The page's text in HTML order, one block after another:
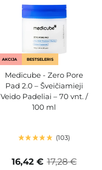
AKCIJA BESTSELERIS
Medicube - Zero Pore
Pad 2.0 – Šveičiamieji
Veido Padeliai – 70 vnt. /
100 ml
103
17,28 €
16,42 €